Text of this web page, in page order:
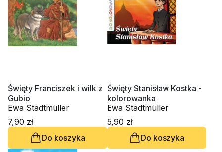
Święty Franciszek i wilk z
Gubio
Ewa Stadtmüller
7,90 zł
Do koszyka
Święty Stanisław Kostka -
kolorowanka
Ewa Stadtmüller
5,90 zł
Do koszyka